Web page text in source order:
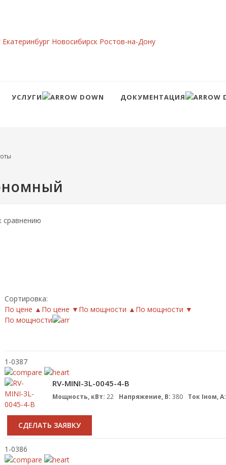
Екатеринбург Новосибирск Ростов-на-Дону
УСЛУГИ ДОКУМЕНТАЦИЯ
сравнению
Сортировка:
По цене ▲ По цене ▼ По мощности ▲ По мощности ▼
По мощности
1-0387
RV-MINI-3L-0045-4-B
Мощность, кВт: 22 Напряжение, В: 380 Ток Iном, А:
CДЕЛАТЬ ЗАЯВКУ
1-0386